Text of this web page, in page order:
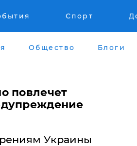
Спорт
Общество Блоги
повлечет
Украины